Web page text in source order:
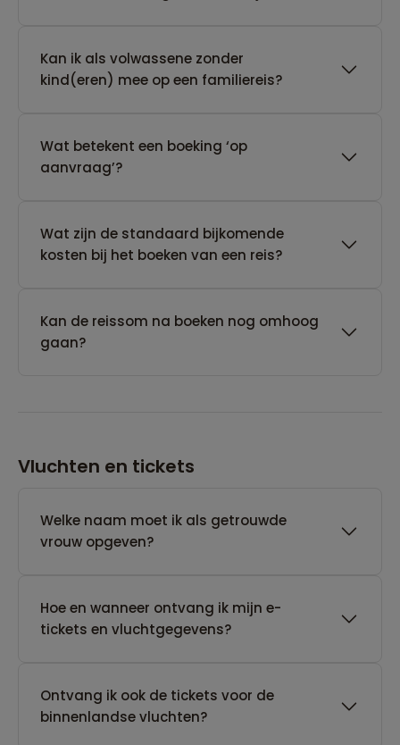
Kan ik als volwassene zonder
kind(eren) mee op een familiereis?
Wat betekent een boeking ‘op
aanvraag’?
Wat zijn de standaard bijkomende
kosten bij het boeken van een reis?
Kan de reissom na boeken nog omhoog
gaan?
Vluchten en tickets
Welke naam moet ik als getrouwde
vrouw opgeven?
Hoe en wanneer ontvang ik mijn e-
tickets en vluchtgegevens?
Ontvang ik ook de tickets voor de
binnenlandse vluchten?